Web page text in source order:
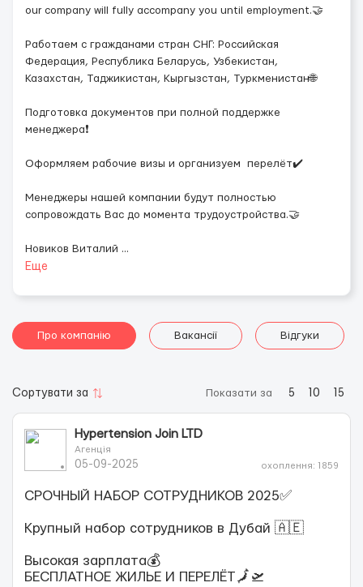
our company will fully accompany you until employment.🤝
Работаем с гражданами стран СНГ: Российская
Федерация, Республика Беларусь, Узбекистан,
Казахстан, Таджикистан, Кыргызстан, Туркменистан🌐
Подготовка документов при полной поддержке
менеджера❗️
Оформляем рабочие визы и организуем перелёт✔️
Менеджеры нашей компании будут полностью
сопровождать Вас до момента трудоустройства.🤝
Новиков Виталий ...
Еще
Про компанію Вакансії Відгуки
Сортувати за Показати за 5 10 15
Hypertension Join LTD
Агенція
05-09-2025 охоплення: 1859
СРОЧНЫЙ НАБОР СОТРУДНИКОВ 2025✅
Крупный набор сотрудников в Дубай 🇦🇪
Высокая зарплата💰
БЕСПЛАТНОЕ ЖИЛЬЕ И ПЕРЕЛЁТ🗾🛫